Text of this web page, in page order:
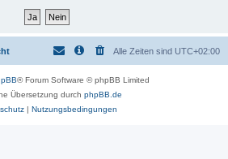
Alle Zeiten sind UTC+02:00
® Forum Software © phpBB Limited
Übersetzung durch phpBB.de
| Nutzungsbedingungen